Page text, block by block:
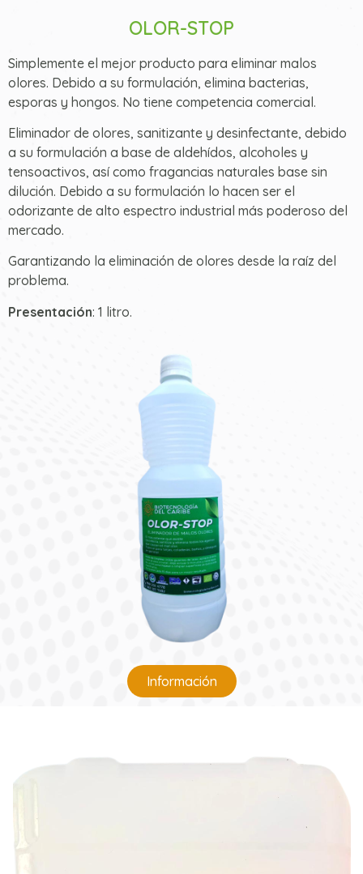
OLOR-STOP
Simplemente el mejor producto para eliminar malos
olores. Debido a su formulación, elimina bacterias,
esporas y hongos. No tiene competencia comercial.
Eliminador de olores, sanitizante y desinfectante, debido
a su formulación a base de aldehídos, alcoholes y
tensoactivos, así como fragancias naturales base sin
dilución. Debido a su formulación lo hacen ser el
odorizante de alto espectro industrial más poderoso del
mercado.
Garantizando la eliminación de olores desde la raíz del
problema.
Presentación: 1 litro.
Información